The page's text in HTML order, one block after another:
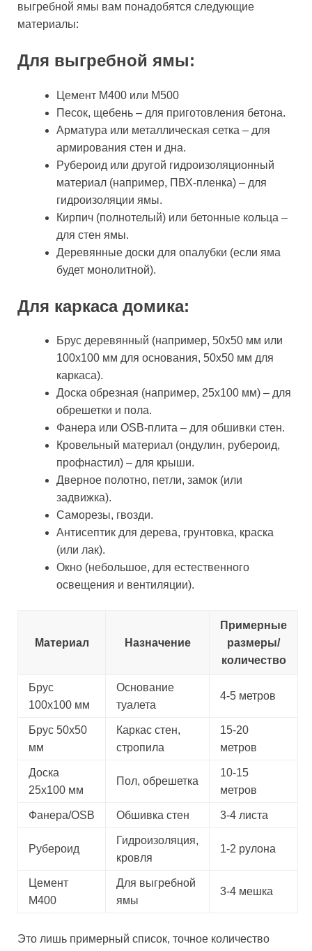
выгребной ямы вам понадобятся следующие
материалы:
Для выгребной ямы:
Цемент М400 или М500
Песок, щебень – для приготовления бетона.
Арматура или металлическая сетка – для
армирования стен и дна.
Рубероид или другой гидроизоляционный
материал (например, ПВХ-пленка) – для
гидроизоляции ямы.
Кирпич (полнотелый) или бетонные кольца –
для стен ямы.
Деревянные доски для опалубки (если яма
будет монолитной).
Для каркаса домика:
Брус деревянный (например, 50х50 мм или
100х100 мм для основания, 50х50 мм для
каркаса).
Доска обрезная (например, 25х100 мм) – для
обрешетки и пола.
Фанера или OSB-плита – для обшивки стен.
Кровельный материал (ондулин, рубероид,
профнастил) – для крыши.
Дверное полотно, петли, замок (или
задвижка).
Саморезы, гвозди.
Антисептик для дерева, грунтовка, краска
(или лак).
Окно (небольшое, для естественного
освещения и вентиляции).
Материал Назначение
Примерные
размеры/
количество
Брус
100х100 мм
Основание
туалета
4-5 метров
Брус 50х50
мм
Каркас стен,
стропила
15-20
метров
Доска
25х100 мм
Пол, обрешетка
10-15
метров
Фанера/OSB Обшивка стен 3-4 листа
Рубероид
Гидроизоляция,
кровля
1-2 рулона
Цемент
М400
Для выгребной
ямы
3-4 мешка
Это лишь примерный список, точное количество